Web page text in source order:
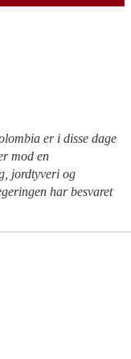
er i disse dage
mod en
jordtyveri og
har besvaret